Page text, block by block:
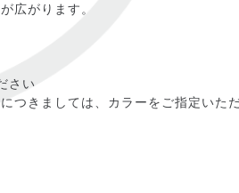
広がります。
さい
つきましては、カラーをご指定いただ